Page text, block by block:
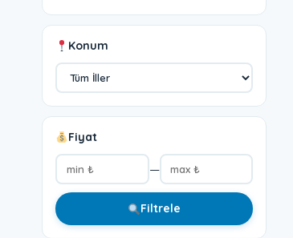
Konum
Fiyat
—
Filtrele